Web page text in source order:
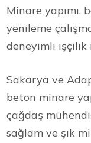
Minare yapımı,
yenileme
deneyimli işçilik
Sakarya ve
beton minare
çağdaş
sağlam ve şık